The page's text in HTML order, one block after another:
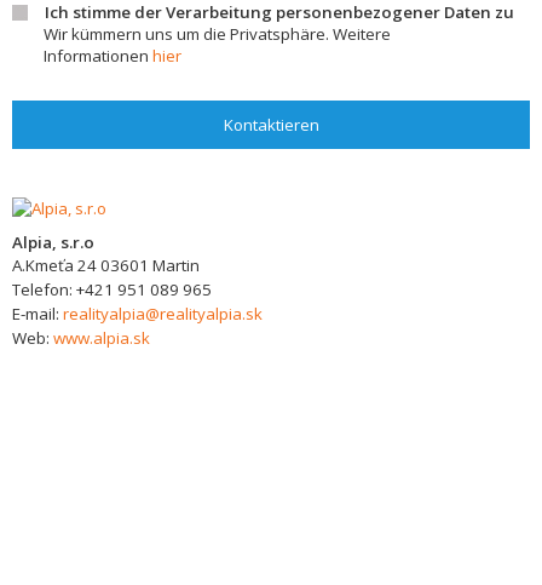
Ich stimme der Verarbeitung personenbezogener Daten zu
Wir kümmern uns um die Privatsphäre. Weitere
Informationen hier
Kontaktieren
Alpia, s.r.o
A.Kmeťa 2403601 Martin
Telefon: +421 951 089 965
E-mail: realityalpia@realityalpia.sk
Web: www.alpia.sk